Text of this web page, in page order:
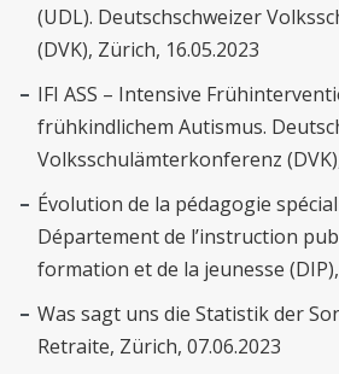
(UDL). Deutschschweizer
(DVK), Zürich, 16.05.2023
IFI ASS – Intensive
frühkindlichem Autismus.
Volksschulämterkonferenz
Évolution de la pédagogie
Département de l’instruction
formation et de la jeunesse
Was sagt uns die Statistik der
Retraite, Zürich, 07.06.2023